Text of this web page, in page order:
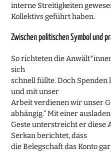
interne Streitigkeiten
Kollektivs geführt haben.
Zwischen politischen Symbol und
So richteten die
sich
schnell füllte. Doch Spenden
und mit unser
Arbeit verdienen wir unser
abhängig.“ Mit einer
Geste unterstreicht er diese
Serkan berichtet, dass
die Belegschaft das Konto